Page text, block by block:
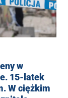
w
15-latek
W ciężkim